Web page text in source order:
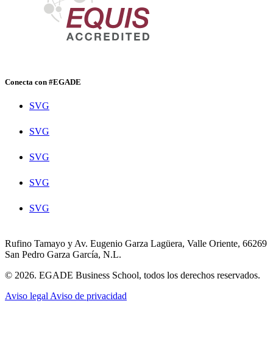
Conecta con #EGADE
SVG
SVG
SVG
SVG
SVG
Rufino Tamayo y Av. Eugenio Garza Lagüera, Valle Oriente, 66269
San Pedro Garza García, N.L.
© 2026. EGADE Business School, todos los derechos reservados.
Aviso legal Aviso de privacidad